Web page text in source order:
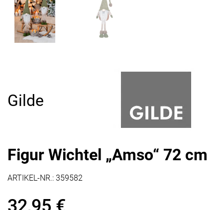
Gilde
Figur Wichtel „Amso“ 72 cm
ARTIKEL-NR.: 359582
32,95 €